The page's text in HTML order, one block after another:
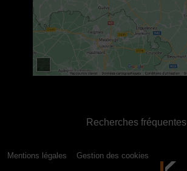
Recherches fréquentes
Mentions légales Gestion des cookies